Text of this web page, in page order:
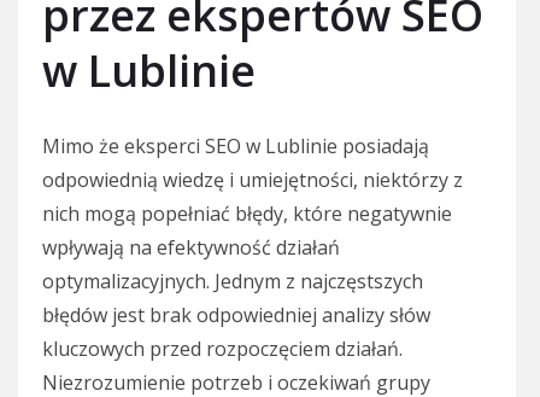
przez ekspertów SEO
w Lublinie
Mimo że eksperci SEO w Lublinie posiadają
odpowiednią wiedzę i umiejętności, niektórzy z
nich mogą popełniać błędy, które negatywnie
wpływają na efektywność działań
optymalizacyjnych. Jednym z najczęstszych
błędów jest brak odpowiedniej analizy słów
kluczowych przed rozpoczęciem działań.
Niezrozumienie potrzeb i oczekiwań grupy